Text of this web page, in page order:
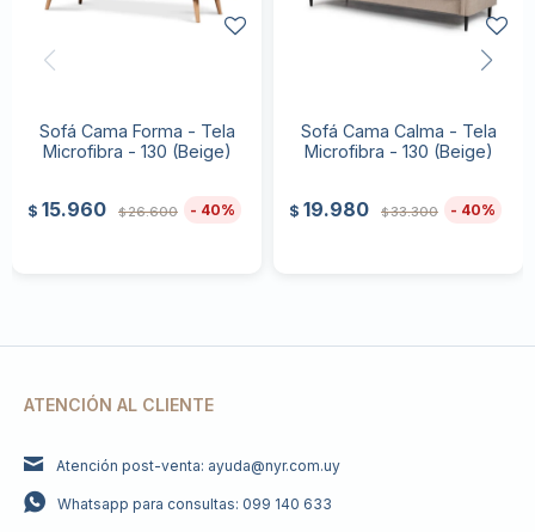
Sofá Cama Forma - Tela
Microfibra - 130 (Beige)
$ 15.960 $26.600 40
Sofá Cama Calma - Tela
Microfibra - 130 (Beige)
$ 19.980 $33.300 40
ATENCIÓN AL CLIENTE
Atención post-venta: ayuda@nyr.com.uy
Whatsapp para consultas: 099 140 633